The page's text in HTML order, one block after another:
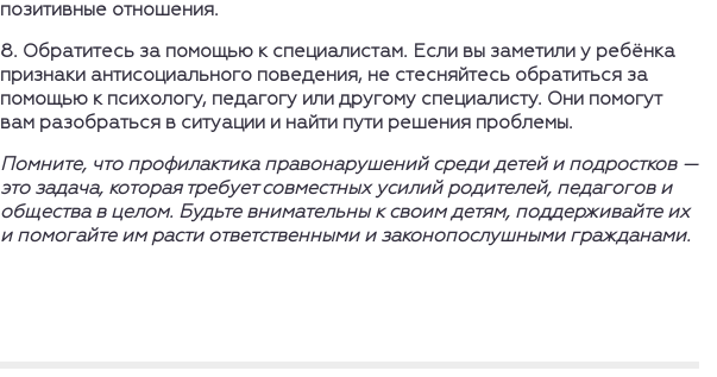
позитивные отношения.
8. Обратитесь за помощью к специалистам. Если вы заметили у ребёнка
признаки антисоциального поведения, не стесняйтесь обратиться за
помощью к психологу, педагогу или другому специалисту. Они помогут
вам разобраться в ситуации и найти пути решения проблемы.
Помните, что профилактика правонарушений среди детей и подростков —
это задача, которая требует совместных усилий родителей, педагогов и
общества в целом. Будьте внимательны к своим детям, поддерживайте их
и помогайте им расти ответственными и законопослушными гражданами.